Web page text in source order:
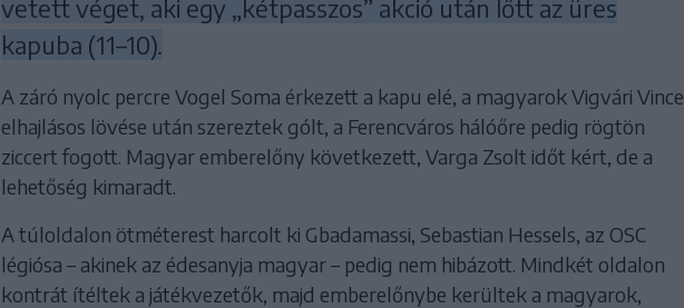
vetett véget, aki egy „kétpasszos” akció után lőtt az üres
kapuba (11–10).
A záró nyolc percre Vogel Soma érkezett a kapu elé, a magyarok Vigvári Vince
elhajlásos lövése után szereztek gólt, a Ferencváros hálóőre pedig rögtön
ziccert fogott. Magyar emberelőny következett, Varga Zsolt időt kért, de a
lehetőség kimaradt.
A túloldalon ötméterest harcolt ki Gbadamassi, Sebastian Hessels, az OSC
légiósa – akinek az édesanyja magyar – pedig nem hibázott. Mindkét oldalon
kontrát ítéltek a játékvezetők, majd emberelőnybe kerültek a magyarok,